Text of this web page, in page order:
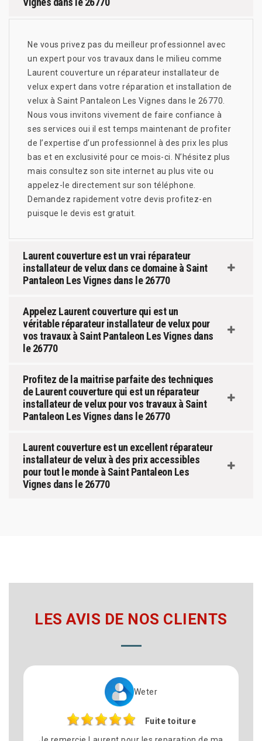
Ne vous privez pas du meilleur professionnel avec
un expert pour vos travaux dans le milieu comme
Laurent couverture un réparateur installateur de
velux expert dans votre réparation et installation de
velux à Saint Pantaleon Les Vignes dans le 26770.
Nous vous invitons vivement de faire confiance à
ses services oui il est temps maintenant de profiter
de l’expertise d’un professionnel à des prix les plus
bas et en exclusivité pour ce mois-ci. N’hésitez plus
mais consultez son site internet au plus vite ou
appelez-le directement sur son téléphone.
Demandez rapidement votre devis profitez-en
puisque le devis est gratuit.
Laurent couverture est un vrai réparateur
installateur de velux dans ce domaine à Saint
Pantaleon Les Vignes dans le 26770
Appelez Laurent couverture qui est un
véritable réparateur installateur de velux pour
vos travaux à Saint Pantaleon Les Vignes dans
le 26770
Profitez de la maitrise parfaite des techniques
de Laurent couverture qui est un réparateur
installateur de velux pour vos travaux à Saint
Pantaleon Les Vignes dans le 26770
Laurent couverture est un excellent réparateur
installateur de velux à des prix accessibles
pour tout le monde à Saint Pantaleon Les
Vignes dans le 26770
LES AVIS DE NOS CLIENTS